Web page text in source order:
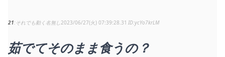
21 それでも動く名無し2023/06/27(火) 07:39:28.31 ycYo7krLM
茹でてそのまま食うの？